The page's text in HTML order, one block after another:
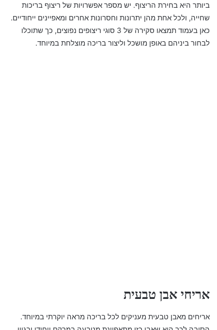
ביותר היא בחירת הריצוף. יש מספר אפשרויות של ריצוף בריכות
שחייה, ולכל אחת מהן יתרונות וחסרונות אחרים ומאפיינים ייחודיים.
כאן בעמוד תמצאו סקירה של 3 סוגי ריצופים נפוצים, כך שתוכלו
לבחור ביניהם באופן מושכל וליצור בריכה מוצלחת במיוחד.
אריחי אבן טבעית
אריחים מאבן טבעית מעניקים לכל בריכה מראה יוקרתי במיוחד.